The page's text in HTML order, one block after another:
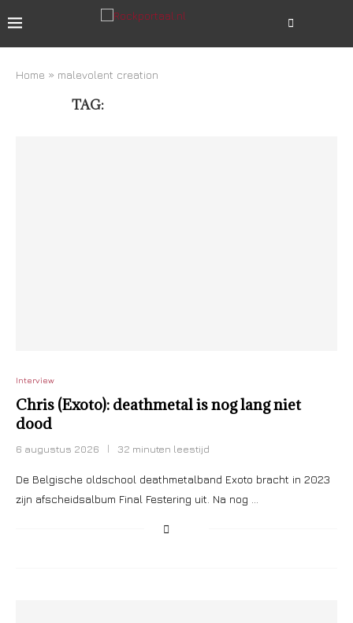
Home » malevolent creation
TAG:
Interview
Chris (Exoto): deathmetal is nog lang niet
dood
6 augustus 2026 32 minuten leestijd
De Belgische oldschool deathmetalband Exoto bracht in 2023
zijn afscheidsalbum Final Festering uit. Na nog …